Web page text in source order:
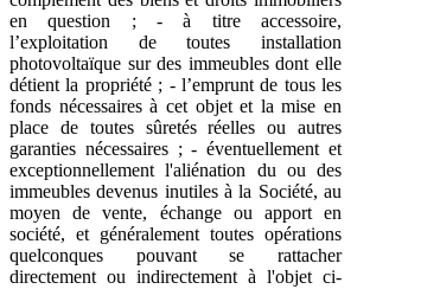
en question ; - à titre accessoire,
l’exploitation de toutes installation
photovoltaïque sur des immeubles dont elle
détient la propriété ; - l’emprunt de tous les
fonds nécessaires à cet objet et la mise en
place de toutes sûretés réelles ou autres
garanties nécessaires ; - éventuellement et
exceptionnellement l'aliénation du ou des
immeubles devenus inutiles à la Société, au
moyen de vente, échange ou apport en
société, et généralement toutes opérations
quelconques pouvant se rattacher
directement ou indirectement à l'objet ci-